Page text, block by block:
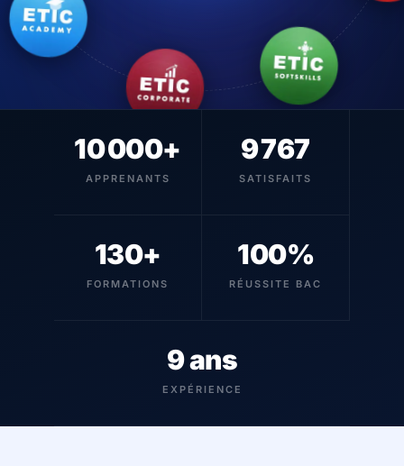
10 000+
APPRENANTS
9 767
SATISFAITS
130+
FORMATIONS
100%
RÉUSSITE BAC
9 ans
EXPÉRIENCE